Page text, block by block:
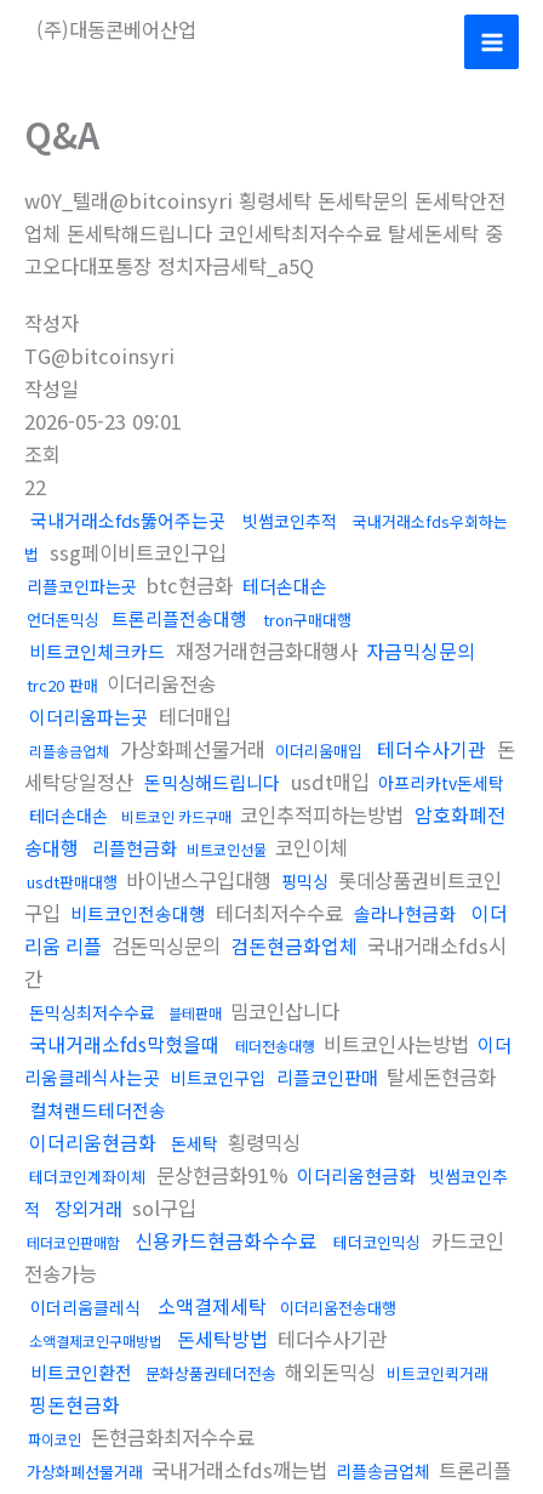
(주)대동콘베어산업
Main
Q&A
w0Y_텔래@bitcoinsyri 횡령세탁 돈세탁문의 돈세탁안전
업체 돈세탁해드립니다 코인세탁최저수수료 탈세돈세탁 중
고오다대포통장 정치자금세탁_a5Q
작성자
TG@bitcoinsyri
작성일
2026-05-23 09:01
조회
22
국내거래소fds뚫어주는곳 빗썸코인추적
국내거래소fds우회하는
법 ssg페이비트코인구입
리플코인파는곳 btc현금화 테더손대손
언더돈믹싱 트론리플전송대행 tron구매대행
비트코인체크카드 재정거래현금화대행사 자금믹싱문의
trc20 판매 이더리움전송
이더리움파는곳 테더매입
리플송금업체 가상화폐선물거래 이더리움매입 테더수사기관 돈
세탁당일정산 돈믹싱해드립니다 usdt매입 아프리카tv돈세탁
테더손대손
비트코인 카드구매 코인추적피하는방법 암호화폐전
송대행
리플현금화 비트코인선물 코인이체
usdt판매대행 바이낸스구입대행 핑믹싱 롯데상품권비트코인
구입 비트코인전송대행 테더최저수수료 솔라나현금화
이더
리움 리플 검돈믹싱문의 검돈현금화업체 국내거래소fds시
간
돈믹싱최저수수료 블테판매 밈코인삽니다
국내거래소fds막혔을때
테더전송대행 비트코인사는방법 이더
리움클레식사는곳 비트코인구입 리플코인판매 탈세돈현금화
컬쳐랜드테더전송
이더리움현금화 돈세탁 횡령믹싱
테더코인계좌이체 문상현금화91% 이더리움현금화 빗썸코인추
적
장외거래 sol구입
테더코인판매함 신용카드현금화수수료 테더코인믹싱
카드코인
전송가능
이더리움클레식 소액결제세탁 이더리움전송대행
소액결제코인구매방법 돈세탁방법 테더수사기관
비트코인환전 문화상품권테더전송 해외돈믹싱 비트코인퀵거래
핑돈현금화
파이코인 돈현금화최저수수료
가상화폐선물거래 국내거래소fds깨는법 리플송금업체 트론리플